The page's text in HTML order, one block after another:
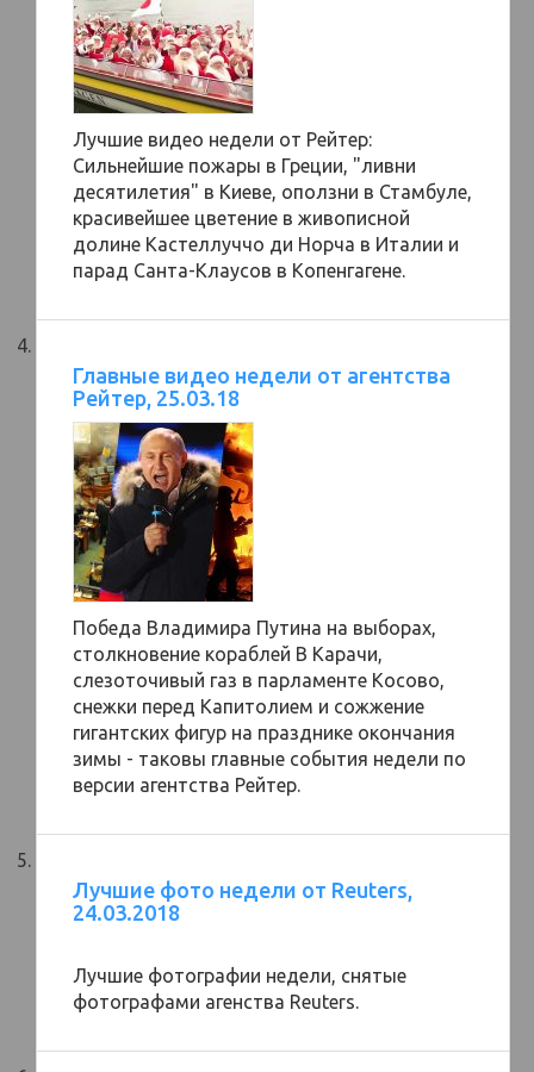
Лучшие видео недели от Рейтер:
Сильнейшие пожары в Греции, "ливни
десятилетия" в Киеве, оползни в Стамбуле,
красивейшее цветение в живописной
долине Кастеллуччо ди Норча в Италии и
парад Санта-Клаусов в Копенгагене.
Главные видео недели от агентства
Рейтер, 25.03.18
Победа Владимира Путина на выборах,
столкновение кораблей В Карачи,
слезоточивый газ в парламенте Косово,
снежки перед Капитолием и сожжение
гигантских фигур на празднике окончания
зимы - таковы главные события недели по
версии агентства Рейтер.
Лучшие фото недели от Reuters,
24.03.2018
Лучшие фотографии недели, снятые
фотографами агенства Reuters.